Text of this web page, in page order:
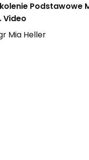
Podstawowe
Video
Mia Heller